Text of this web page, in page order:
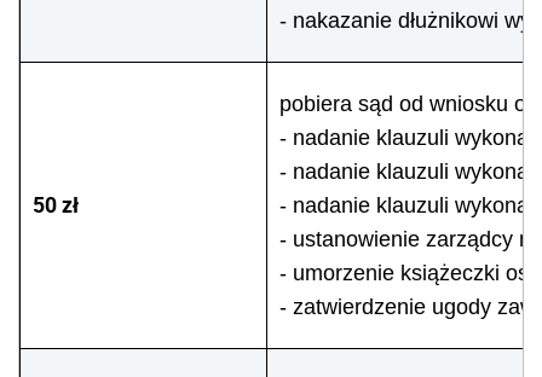
- nakazanie dłużnikowi
50 zł
pobiera sąd od wniosku o:
- nadanie klauzuli
- nadanie klauzuli
- nadanie klauzuli
- ustanowienie zarządcy
- umorzenie książeczki
- zatwierdzenie ugody